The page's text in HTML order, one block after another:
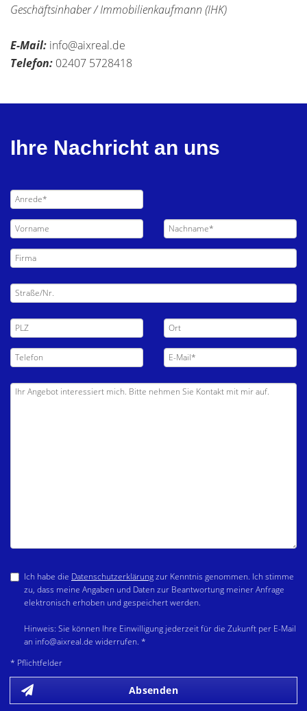
Geschäftsinhaber / Immobilienkaufmann (IHK)
E-Mail: info@aixreal.de
Telefon: 02407 5728418
Ihre Nachricht an uns
Ich habe die Datenschutzerklärungzur Kenntnis genommen. Ich stimme
zu, dass meine Angaben und Daten zur Beantwortung meiner Anfrage
elektronisch erhoben und gespeichert werden.
Hinweis: Sie können Ihre Einwilligung jederzeit für die Zukunft per E-Mail
an info@aixreal.de widerrufen. *
* Pflichtfelder
Absenden